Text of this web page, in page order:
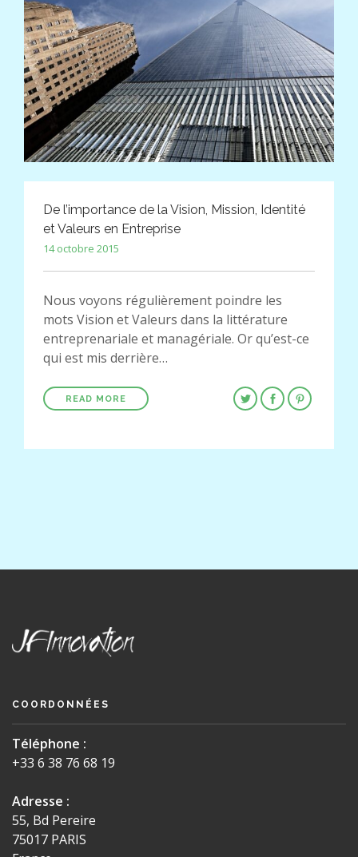
De l’importance de la Vision, Mission, Identité
et Valeurs en Entreprise
14 octobre 2015
Nous voyons régulièrement poindre les
mots Vision et Valeurs dans la littérature
entreprenariale et managériale. Or qu’est-ce
qui est mis derrière…
READ MORE
COORDONNÉES
Téléphone :
+33 6 38 76 68 19
Adresse :
55, Bd Pereire
75017 PARIS